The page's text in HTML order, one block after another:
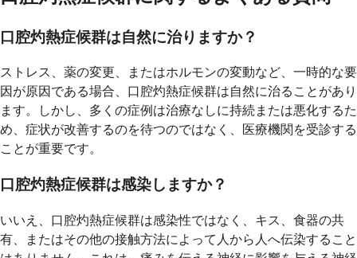
口腔灼熱症候群は自然に治りますか？
ストレス、薬の変更、またはホルモンの変動など、一時的な要
因が原因である場合、口腔灼熱症候群は自然に治ることがあり
ます。しかし、多くの症例は治療なしに持続または悪化するた
め、症状が改善するのを待つのではなく、医療機関を受診する
ことが重要です。
口腔灼熱症候群は感染しますか？
いいえ、口腔灼熱症候群は感染性ではなく、キス、食器の共
有、またはその他の接触方法によって人から人へ伝染すること